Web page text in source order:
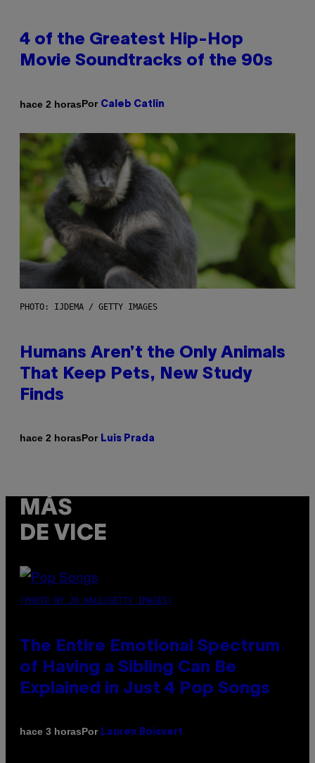
4 of the Greatest Hip-Hop
Movie Soundtracks of the 90s
hace 2 horasPor Caleb Catlin
PHOTO: IJDEMA / GETTY IMAGES
Humans Aren’t the Only Animals
That Keep Pets, New Study
Finds
hace 2 horasPor Luis Prada
MÁS
DE VICE
(PHOTO BY JO HALE/GETTY IMAGES)
The Entire Emotional Spectrum
of Having a Sibling Can Be
Explained in Just 4 Pop Songs
hace 3 horasPor Lauren Boisvert